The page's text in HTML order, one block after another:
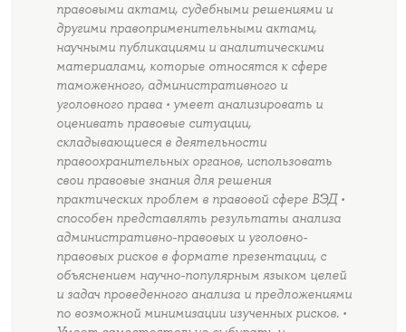
правовыми актами, судебными решениями и
другими правоприменительными актами,
научными публикациями и аналитическими
материалами, которые относятся к сфере
таможенного, административного и
уголовного права • умеет анализировать и
оценивать правовые ситуации,
складывающиеся в деятельности
правоохранительных органов, использовать
свои правовые знания для решения
практических проблем в правовой сфере ВЭД •
способен представлять результаты анализа
административно-правовых и уголовно-
правовых рисков в формате презентации, с
объяснением научно-популярным языком целей
и задач проведенного анализа и предложениями
по возможной минимизации изученных рисков. •